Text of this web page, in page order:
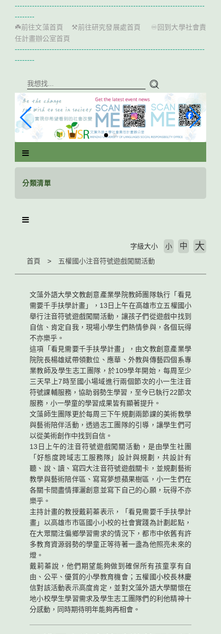
-----------------------------------------------------------------------------
--------
☘️前往文藻首頁 ⚒️前往研究發展處首頁 ♾️ 回到大學社會責
任計畫辦公室首頁
-----------------------------------------------------------------------------
--------
分類清單
首頁 五權國小注音符號遊戲闖關活動
字級大小 小 中 大
文藻外語大學文教創意產業學院教師團隊執行「看見
需要千手扶學計畫」，13日上午在高雄市立五權國小
舉行注音符號遊戲闖關活動，讓孩子們從遊戲中找到
自信、肯定自我，現場小學生們熱情參與，各個玩得
不亦樂乎。
這項「看見需要千手扶學計畫」，由文教創意產業學
院院長楊雄斌帶領數位、應華、外教與傳藝四個系專
業教師及學生志工團隊，於109學年開始，每周至少
三天早上7時至國小場域進行兩個節次的小一生注音
符號課輔服務，協助弱勢生學習，至今已執行22節次
服務，小一學童的學習成果皆有顯著提升。
文藻師生團隊更於每周三下午規劃兩節課的美術教學
與藝術陪伴活動，透過志工團隊的引導，讓學生們可
以從美術創作中找到自信。
13日上午的注音符號遊戲闖關活動，是由學生社團
「好態度跨域志工服務隊」設計與規劃，共設計有
聽、說、讀、寫四大注音符號遊戲關卡，並規劃藝術
教學與藝術陪伴區、寫寫夢想蘋果樹區，小一生們在
各關卡間盡情揮灑創意並寫下自己的心願，玩得不亦
樂乎。
主持計畫的教授戴莉蓁表示，「看見需要千手扶學計
畫」以高雄市市區國小小校的社會實踐為計劃起點，
在大眾關注偏鄉學習需求的情況下，都市中依舊有許
多教育資源弱勢的學童正等待著一盞為他照亮未來的
燈。
戴莉蓁說，他們期望能夠做到確保所有孩童享有自
由、公平、優質的小學教育機會；五權國小校長林慶
信對該活動表示高度肯定，並對文藻外語大學關懷在
地小校學生學習需求及學生志工團隊們的利他精神十
分感動，同時期待明年能夠再相會。